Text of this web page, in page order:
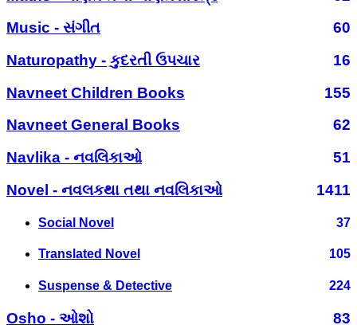
Music - સંગીત
60
Naturopathy - કુદરતી ઉપચાર
16
Navneet Children Books
155
Navneet General Books
62
Navlika - નવલિકાઓ
51
Novel - નવલકથા તથા નવલિકાઓ
1411
Social Novel 37
Translated Novel 105
Suspense & Detective 224
Osho - ઓશો
83